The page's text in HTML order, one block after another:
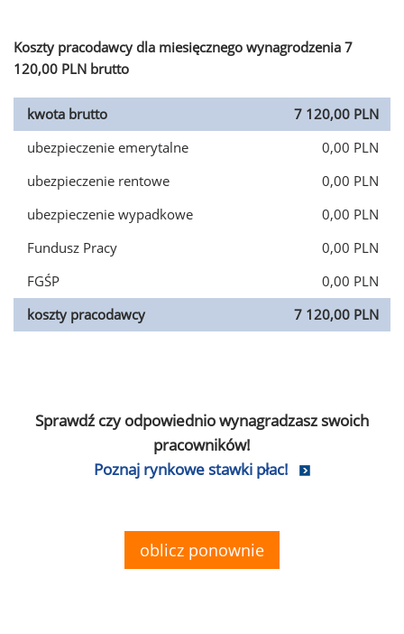
Koszty pracodawcy dla miesięcznego wynagrodzenia 7
120,00 PLN brutto
kwota brutto
7 120,00 PLN
ubezpieczenie emerytalne
0,00 PLN
ubezpieczenie rentowe
0,00 PLN
ubezpieczenie wypadkowe
0,00 PLN
Fundusz Pracy
0,00 PLN
FGŚP
0,00 PLN
koszty pracodawcy
7 120,00 PLN
Sprawdź czy odpowiednio wynagradzasz swoich
pracowników!
Poznaj rynkowe stawki płac!
oblicz ponownie